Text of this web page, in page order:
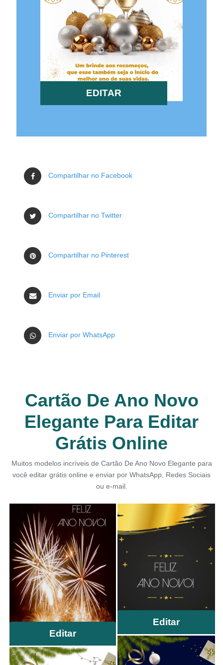
EDITAR
Compartilhar no Facebook
Compartilhar no Twitter
Compartilhar no Pinterest
Enviar por Email
Enviar por WhatsApp
Cartão De Ano Novo
Elegante Para Editar
Grátis Online
Muitos modelos incríveis de Cartão De Ano Novo Elegante para
você editar grátis online e enviar por WhatsApp, Redes Sociais
ou e-mail.
Editar
Editar